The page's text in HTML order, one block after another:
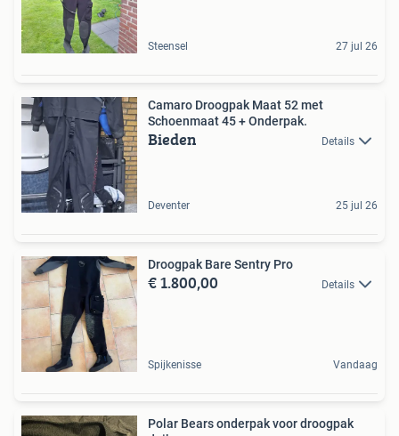
Steensel 27 jul 26
Camaro Droogpak Maat 52 met
Schoenmaat 45 + Onderpak.
Bieden Details
Deventer 25 jul 26
Droogpak Bare Sentry Pro
€ 1.800,00 Details
Spijkenisse Vandaag
Polar Bears onderpak voor droogpak